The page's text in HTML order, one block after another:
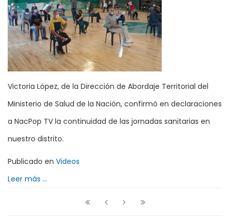
Victoria López, de la Dirección de Abordaje Territorial del
Ministerio de Salud de la Nación, confirmó en declaraciones
a NacPop TV la continuidad de las jornadas sanitarias en
nuestro distrito.
Publicado en Videos
Leer más ...